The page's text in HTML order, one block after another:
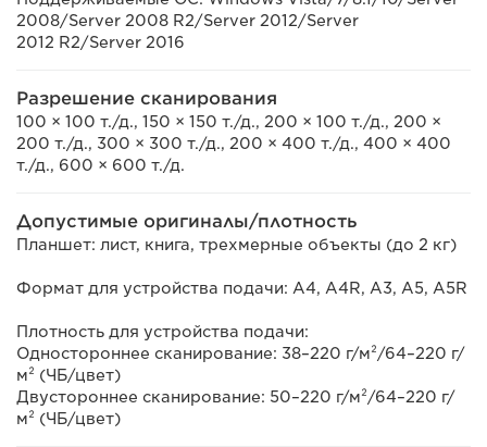
2008/Server 2008 R2/Server 2012/Server
2012 R2/Server 2016
Разрешение сканирования
100 × 100 т./д., 150 × 150 т./д., 200 × 100 т./д., 200 ×
200 т./д., 300 × 300 т./д., 200 × 400 т./д., 400 × 400
т./д., 600 × 600 т./д.
Допустимые оригиналы/плотность
Планшет: лист, книга, трехмерные объекты (до 2 кг)
Формат для устройства подачи: A4, A4R, A3, A5, A5R
Плотность для устройства подачи:
Одностороннее сканирование: 38–220 г/м²/64–220 г/
м² (ЧБ/цвет)
Двустороннее сканирование: 50–220 г/м²/64–220 г/
м² (ЧБ/цвет)